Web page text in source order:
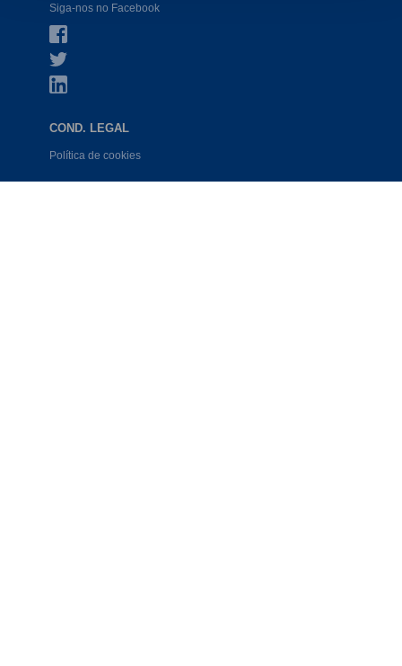
Siga-nos no Facebook
COND. LEGAL
Política de cookies